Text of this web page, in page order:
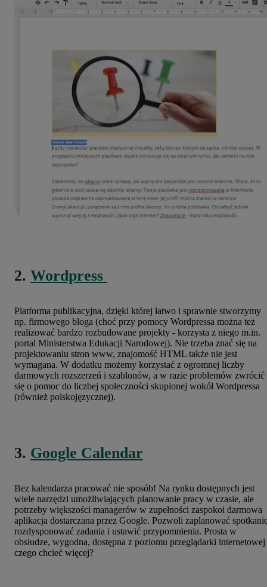
2. Wordpress
Platforma publikacyjna, dzięki której łatwo i sprawnie stworzymy
np. firmowego bloga (choć przy pomocy Wordpressa można też
realizować bardzo rozbudowane projekty - korzysta z niego m.in.
portal Ministerstwa Edukacji Narodowej). Nie trzeba znać się na
projektowaniu stron www, znajomość HTML także nie jest
wymagana. W dodatku możemy korzystać z ogromnej liczby
darmowych rozszerzeń i szablonów, a w razie problemów zwrócić
się o pomoc do liczbej społeczności skupionej wokół Wordpressa
(również polskojęzycznej).
3. Google Calendar
Bez kalendarza pracować nie sposób! Na rynku dostępnych jest
wiele narzędzi umożliwiających planowanie pracy w czasie, ale
potrzeby większości managerów w zupełności zaspokoi darmowa
aplikacja dostarczana przez Google. Pozwoli zaplanować
rozdysponować zadania i ustawić przypomnienia. Prosta w
obsłudze, wygodna, dostępna z poziomu przeglądarki internetowej
czego chcieć więcej?